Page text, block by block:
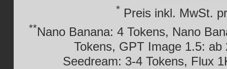
* Preis inkl. MwSt.
**Nano Banana: 4 Tokens, Nano
Tokens, GPT Image 1.5:
Seedream: 3-4 Tokens, Flux